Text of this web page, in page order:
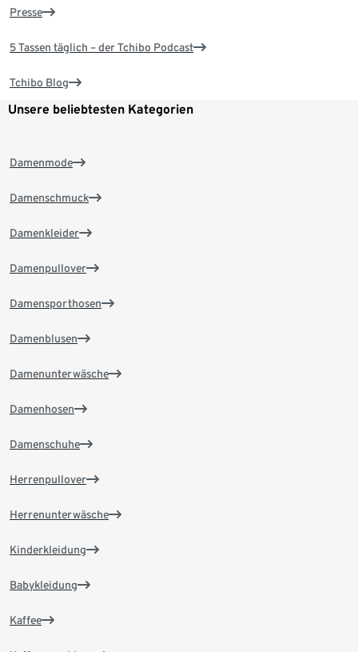
Presse
5 Tassen täglich – der Tchibo Podcast
Tchibo Blog
Unsere beliebtesten Kategorien
Damenmode
Damenschmuck
Damenkleider
Damenpullover
Damensporthosen
Damenblusen
Damenunterwäsche
Damenhosen
Damenschuhe
Herrenpullover
Herrenunterwäsche
Kinderkleidung
Babykleidung
Kaffee